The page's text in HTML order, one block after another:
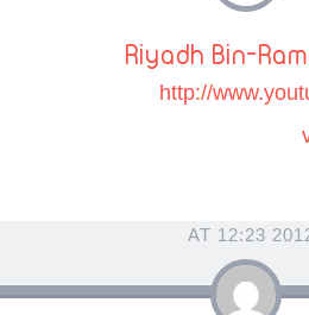
Riyadh Bin-
http://